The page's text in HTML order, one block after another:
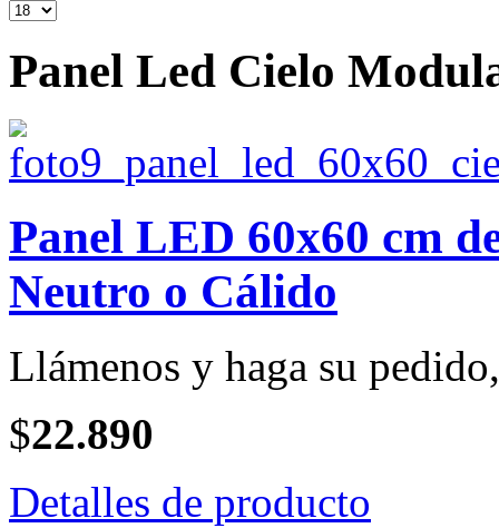
Panel Led Cielo
Panel LED 60x60 cm
Neutro o Cálido
Llámenos y haga su
$22.890
Detalles de producto